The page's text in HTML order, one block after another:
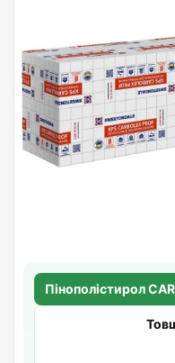
Пінополістирол